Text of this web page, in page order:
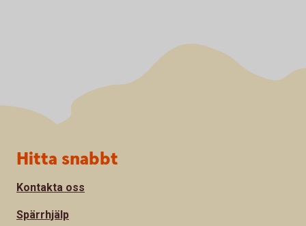
Sidfot
Hitta snabbt
Kontakta oss
Spärrhjälp